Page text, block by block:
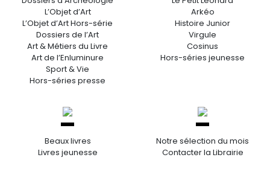
L’Objet d’Art
L’Objet d’Art Hors-série
Dossiers de l’Art
Art & Métiers du Livre
Art de l’Enluminure
Sport & Vie
Hors-séries presse
Arkéo
Histoire Junior
Virgule
Cosinus
Hors-séries jeunesse
Beaux livres
Livres jeunesse
Notre sélection du mois
Contacter la Librairie